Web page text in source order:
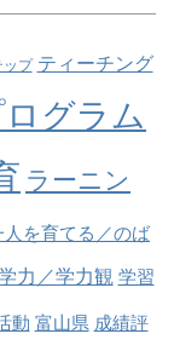
ップ ティーチング
グラム
ラーニン
人を育てる／のば
力／学力観 学習
動 富山県 成績評